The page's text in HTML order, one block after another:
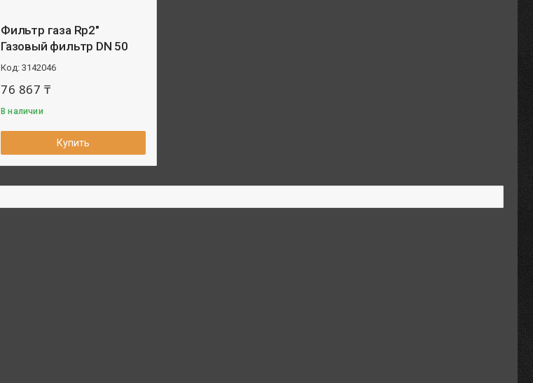
Фильтр газа Rp2"
Газовый фильтр DN 50
3142046
76 867 ₸
В наличии
Купить